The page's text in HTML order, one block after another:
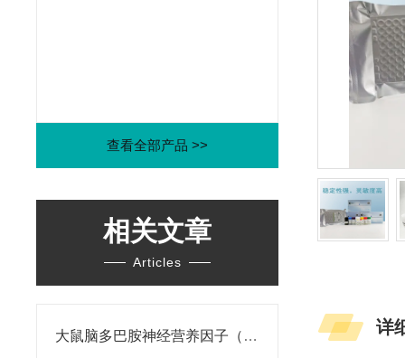
查看全部产品 >>
相关文章
Articles
大鼠脑多巴胺神经营养因子（CDNF）ELISA试剂盒
详